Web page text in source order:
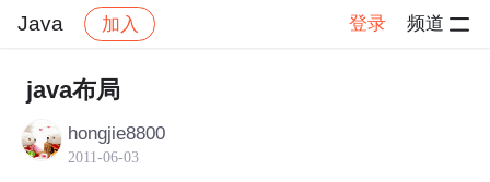
Java 加入 登录 频道
社区 Java
java布局
hongjie8800
2011-06-03